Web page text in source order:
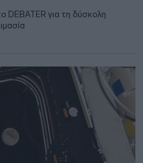
DEBATER για τη δύσκολη